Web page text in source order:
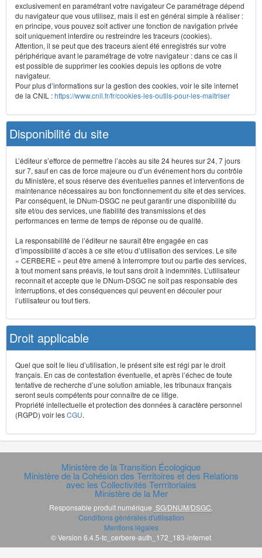
exclusivement en paramétrant votre navigateur Ce paramétrage dépend
du navigateur que vous utilisez, mais il est en général simple à réaliser :
en principe, vous pouvez soit activer une fonction de navigation privée
soit uniquement interdire ou restreindre les traceurs (cookies).
Attention, il se peut que des traceurs aient été enregistrés sur votre
périphérique avant le paramétrage de votre navigateur : dans ce cas il
est possible de supprimer les cookies depuis les options de votre
navigateur.
Pour plus d’informations sur la gestion des cookies, voir le site internet
de la CNIL :https://www.cnil.fr/fr/cookies-les-outils-pour-les-maitriser
Disponibilité du site
L’éditeur s’efforce de permettre l’accès au site 24 heures sur 24, 7 jours
sur 7, sauf en cas de force majeure ou d’un événement hors du contrôle
du Ministère, et sous réserve des éventuelles pannes et interventions de
maintenance nécessaires au bon fonctionnement du site et des services.
Par conséquent, le DNum-DSGC ne peut garantir une disponibilité du
site et/ou des services, une fiabilité des transmissions et des
performances en terme de temps de réponse ou de qualité.
La responsabilité de l’éditeur ne saurait être engagée en cas
d’impossibilité d’accès à ce site et/ou d’utilisation des services. Le site
« CERBERE » peut être amené à interrompre tout ou partie des services,
à tout moment sans préavis, le tout sans droit à indemnités. L’utilisateur
reconnaît et accepte que le DNum-DSGC ne soit pas responsable des
interruptions, et des conséquences qui peuvent en découler pour
l’utilisateur ou tout tiers.
Droit applicable
Quel que soit le lieu d’utilisation, le présent site est régi par le droit
français. En cas de contestation éventuelle, et après l’échec de toute
tentative de recherche d’une solution amiable, les tribunaux français
seront seuls compétents pour connaître de ce litige.
Propriété intellectuelle et protection des données à caractère personnel
(RGPD) voir lesCGU.
Ministère de la Transition Écologique
Ministère de la Cohésion des Territoires et des Relations
avec les Collectivités Terrritoriales
Ministère de la Mer
Responsable produit numérique SG/DNUM/DSGC
Conditions générales d'utilisation
Mentions légales
© Version 6.4.5-tc_cerbere-auth_172_183-internet